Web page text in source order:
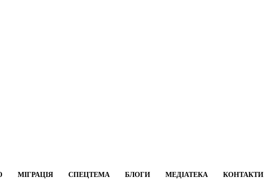
МІГРАЦІЯ СПЕЦТЕМА БЛОГИ МЕДІАТЕКА КОНТАКТИ